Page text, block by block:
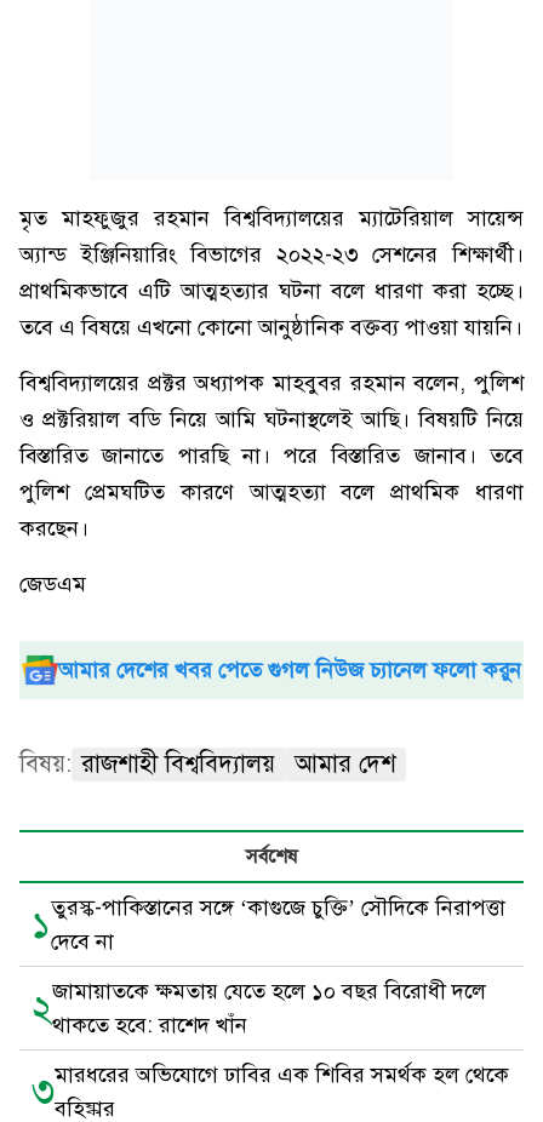
মৃত মাহফুজুর রহমান বিশ্ববিদ্যালয়ের ম্যাটেরিয়াল সায়েন্স
অ্যান্ড ইঞ্জিনিয়ারিং বিভাগের ২০২২-২৩ সেশনের শিক্ষার্থী।
প্রাথমিকভাবে এটি আত্মহত্যার ঘটনা বলে ধারণা করা হচ্ছে।
তবে এ বিষয়ে এখনো কোনো আনুষ্ঠানিক বক্তব্য পাওয়া যায়নি।
বিশ্ববিদ্যালয়ের প্রক্টর অধ্যাপক মাহবুবর রহমান বলেন, পুলিশ
ও প্রক্টরিয়াল বডি নিয়ে আমি ঘটনাস্থলেই আছি। বিষয়টি নিয়ে
বিস্তারিত জানাতে পারছি না। পরে বিস্তারিত জানাব। তবে
পুলিশ প্রেমঘটিত কারণে আত্মহত্যা বলে প্রাথমিক ধারণা
করছেন।
জেডএম
আমার দেশের খবর পেতে গুগল নিউজ চ্যানেল ফলো করুন
বিষয়: রাজশাহী বিশ্ববিদ্যালয় আমার দেশ
সর্বশেষ
১তুরস্ক-পাকিস্তানের সঙ্গে ‘কাগুজে চুক্তি’ সৌদিকে নিরাপত্তা
দেবে না
২জামায়াতকে ক্ষমতায় যেতে হলে ১০ বছর বিরোধী দলে
থাকতে হবে: রাশেদ খাঁন
৩মারধরের অভিযোগে ঢাবির এক শিবির সমর্থক হল থেকে
বহিষ্কার